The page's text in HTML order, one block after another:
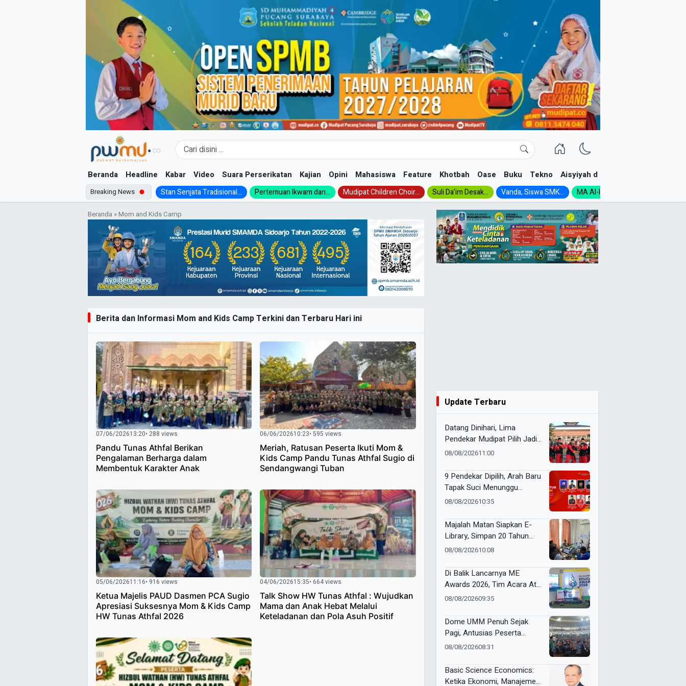
Beranda Headline Kabar Video Suara Perserikatan Kajian Opini Mahasiswa Feature Khotbah Oase Buku Tekno Aisyiyah dan NA
Breaking News Stan Senjata Tradisional... Pertemuan Ikwam dan... Mudipat Children Choir... Suli Da’im Desak... Vanda, Siswa SMK... MA Al-Ishlah Gelar...
Beranda »Mom and Kids Camp
Berita dan Informasi Mom and Kids Camp Terkini dan Terbaru Hari ini
07/06/202613:20• 288 views
Pandu Tunas Athfal Berikan
Pengalaman Berharga dalam
Membentuk Karakter Anak
06/06/202610:23• 595 views
Meriah, Ratusan Peserta Ikuti Mom &
Kids Camp Pandu Tunas Athfal Sugio di
Sendangwangi Tuban
05/06/202611:16• 916 views
Ketua Majelis PAUD Dasmen PCA Sugio
Apresiasi Suksesnya Mom & Kids Camp
HW Tunas Athfal 2026
04/06/202615:35• 664 views
Talk Show HW Tunas Athfal : Wujudkan
Mama dan Anak Hebat Melalui
Keteladanan dan Pola Asuh Positif
Update Terbaru
Datang Dinihari, Lima
Pendekar Mudipat Pilih Jadi
Saksi Sejarah Muktamar XVI
08/08/202611:00
9 Pendekar Dipilih, Arah Baru
Tapak Suci Menunggu
Keputusan Formatur
08/08/202610:35
Majalah Matan Siapkan E-
Library, Simpan 20 Tahun
Jejak Muhammadiyah
08/08/202610:08
Di Balik Lancarnya ME
Awards 2026, Tim Acara Atur
Sirkulasi Ribuan Peserta
08/08/202609:35
Dome UMM Penuh Sejak
Pagi, Antusias Peserta
Warnai Jelang ME Awards
08/08/202608:31
Basic Science Economics:
Ketika Ekonomi, Manajemen,